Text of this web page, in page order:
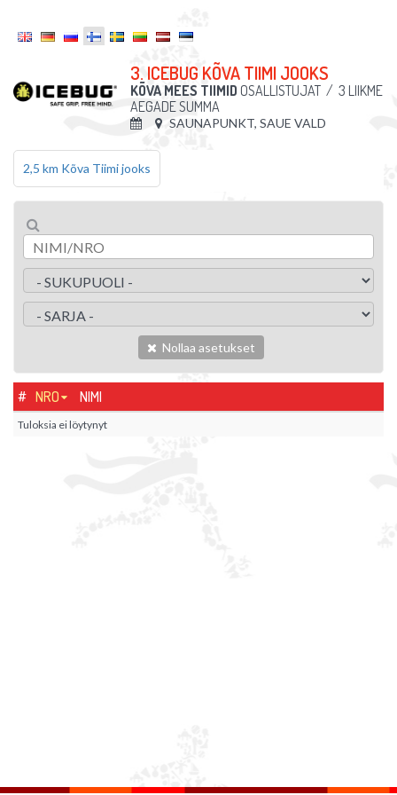
3. ICEBUG KÕVA TIIMI JOOKS
KÕVA MEES TIIMID OSALLISTUJAT / 3 LIIKME
AEGADE SUMMA
SAUNAPUNKT, SAUE VALD
2,5 km Kõva Tiimi jooks
Nollaa asetukset
# NRO NIMI
Tuloksia ei löytynyt